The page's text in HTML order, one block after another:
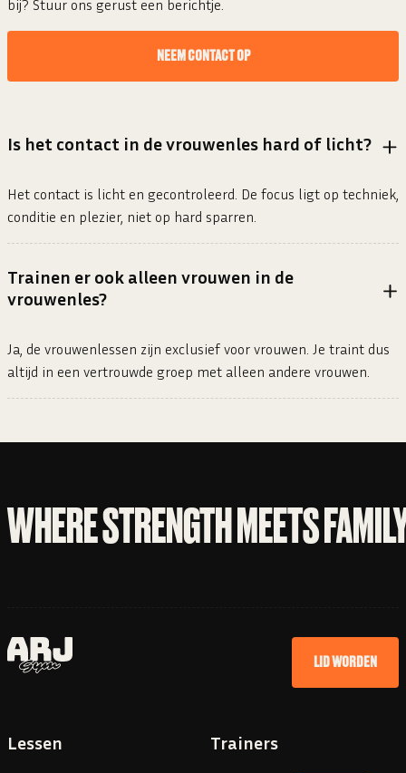
bij? Stuur ons gerust een berichtje.
NEEM CONTACT OP
Is het contact in de vrouwenles hard of licht?
Het contact is licht en gecontroleerd. De focus ligt op techniek,
conditie en plezier, niet op hard sparren.
Trainen er ook alleen vrouwen in de
vrouwenles?
Ja, de vrouwenlessen zijn exclusief voor vrouwen. Je traint dus
altijd in een vertrouwde groep met alleen andere vrouwen.
WHERE STRENGTH MEETS
LID WORDEN
Lessen Trainers